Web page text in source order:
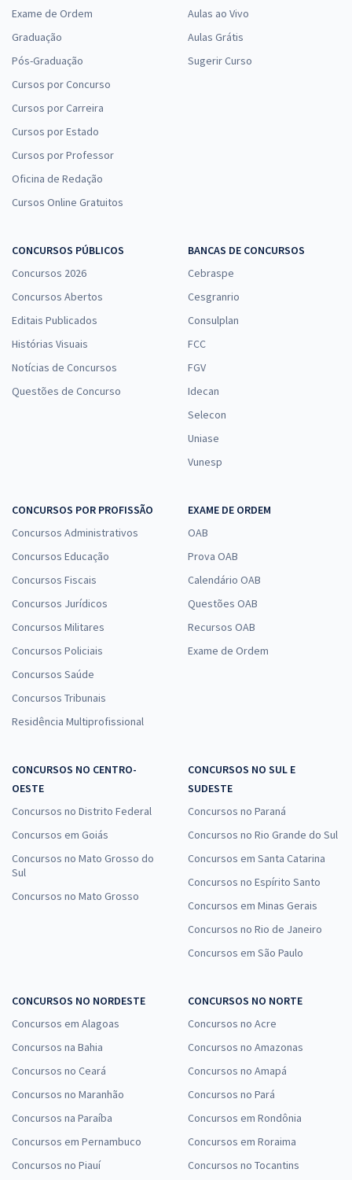
Exame de Ordem
Graduação
Pós-Graduação
Cursos por Concurso
Cursos por Carreira
Cursos por Estado
Cursos por Professor
Oficina de Redação
Cursos Online Gratuitos
Aulas ao Vivo
Aulas Grátis
Sugerir Curso
CONCURSOS PÚBLICOS
Concursos 2026
Concursos Abertos
Editais Publicados
Histórias Visuais
Notícias de Concursos
Questões de Concurso
BANCAS DE CONCURSOS
Cebraspe
Cesgranrio
Consulplan
FCC
FGV
Idecan
Selecon
Uniase
Vunesp
CONCURSOS POR PROFISSÃO
Concursos Administrativos
Concursos Educação
Concursos Fiscais
Concursos Jurídicos
Concursos Militares
Concursos Policiais
Concursos Saúde
Concursos Tribunais
Residência Multiprofissional
EXAME DE ORDEM
OAB
Prova OAB
Calendário OAB
Questões OAB
Recursos OAB
Exame de Ordem
CONCURSOS NO CENTRO-
OESTE
Concursos no Distrito Federal
Concursos em Goiás
Concursos no Mato Grosso do
Sul
Concursos no Mato Grosso
CONCURSOS NO SUL E
SUDESTE
Concursos no Paraná
Concursos no Rio Grande do Sul
Concursos em Santa Catarina
Concursos no Espírito Santo
Concursos em Minas Gerais
Concursos no Rio de Janeiro
Concursos em São Paulo
CONCURSOS NO NORDESTE
Concursos em Alagoas
Concursos na Bahia
Concursos no Ceará
Concursos no Maranhão
Concursos na Paraíba
Concursos em Pernambuco
Concursos no Piauí
CONCURSOS NO NORTE
Concursos no Acre
Concursos no Amazonas
Concursos no Amapá
Concursos no Pará
Concursos em Rondônia
Concursos em Roraima
Concursos no Tocantins